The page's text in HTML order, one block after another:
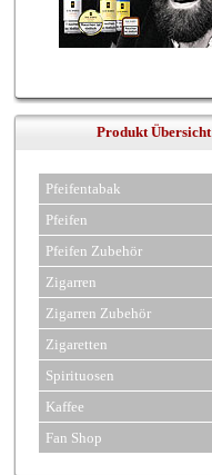
Produkt Übersicht
Pfeifentabak
Pfeifen
Pfeifen Zubehör
Zigarren
Zigarren Zubehör
Zigaretten
Spirituosen
Kaffee
Fan Shop